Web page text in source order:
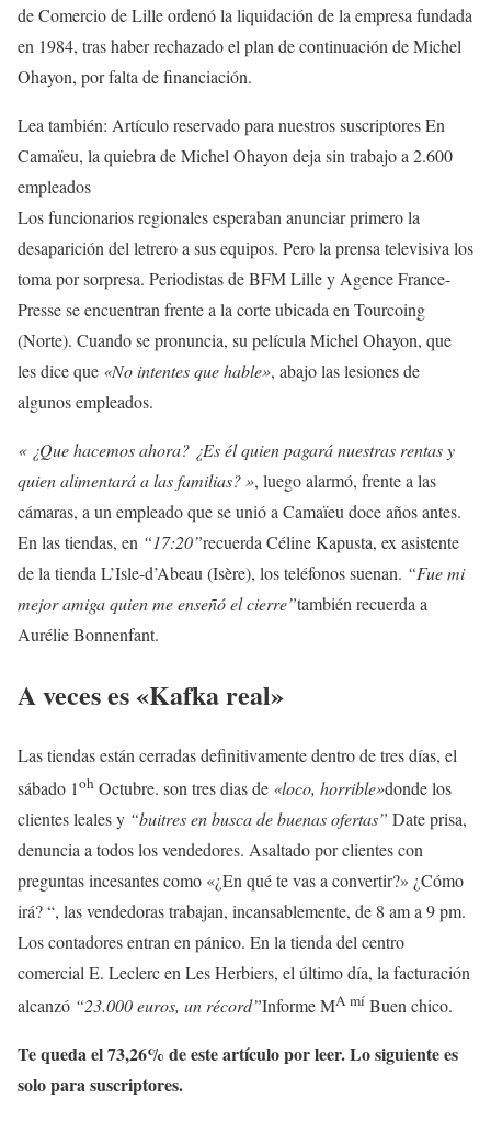
de Comercio de Lille ordenó la liquidación de la empresa fundada
en 1984, tras haber rechazado el plan de continuación de Michel
Ohayon, por falta de financiación.
Lea también: Artículo reservado para nuestros suscriptoresEn
Camaïeu, la quiebra de Michel Ohayon deja sin trabajo a 2.600
empleados
Los funcionarios regionales esperaban anunciar primero la
desaparición del letrero a sus equipos. Pero la prensa televisiva los
toma por sorpresa. Periodistas de BFM Lille y Agence France-
Presse se encuentran frente a la corte ubicada en Tourcoing
(Norte). Cuando se pronuncia, su película Michel Ohayon, que
les dice que «No intentes que hable», abajolas lesiones de
algunos empleados.
« ¿Que hacemos ahora? ¿Es él quien pagará nuestras rentas y
quien alimentará a las familias? », luego alarmó, frente a las
cámaras, a un empleado que se unió a Camaïeu doce años antes.
En las tiendas, en “17:20”recuerda Céline Kapusta, ex asistente
de la tienda L’Isle-d’Abeau (Isère), los teléfonos suenan. “Fue mi
mejor amiga quien me enseñó el cierre”también recuerda a
Aurélie Bonnenfant.
A veces es «Kafka real»
Las tiendas están cerradas definitivamente dentro de tres días, el
sábado 1oh Octubre. son tres dias de «loco, horrible»donde los
clientes leales y “buitres en busca de buenas ofertas” Date prisa,
denuncia a todos los vendedores. Asaltado por clientes con
preguntas incesantes como «¿En qué te vas a convertir?» ¿Cómo
irá? “, las vendedoras trabajan, incansablemente, de 8 am a 9 pm.
Los contadores entran en pánico. En la tienda del centro
comercial E. Leclerc en Les Herbiers, el último día, la facturación
alcanzó “23.000 euros, un récord”Informe MA mí Buen chico.
Te queda el 73,26% de este artículo por leer. Lo siguiente es
solo para suscriptores.